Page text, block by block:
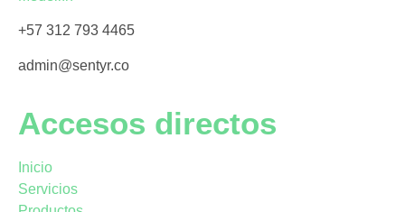
+57 312 793 4465
admin@sentyr.co
Accesos directos
Inicio
Servicios